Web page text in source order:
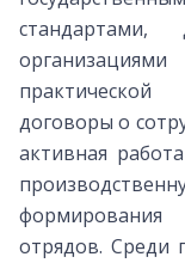
договоры о
активная
отрядов. Среди